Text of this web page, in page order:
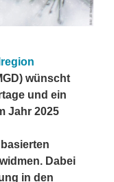
wünscht
und ein
Jahr 2025
Dabei
in den